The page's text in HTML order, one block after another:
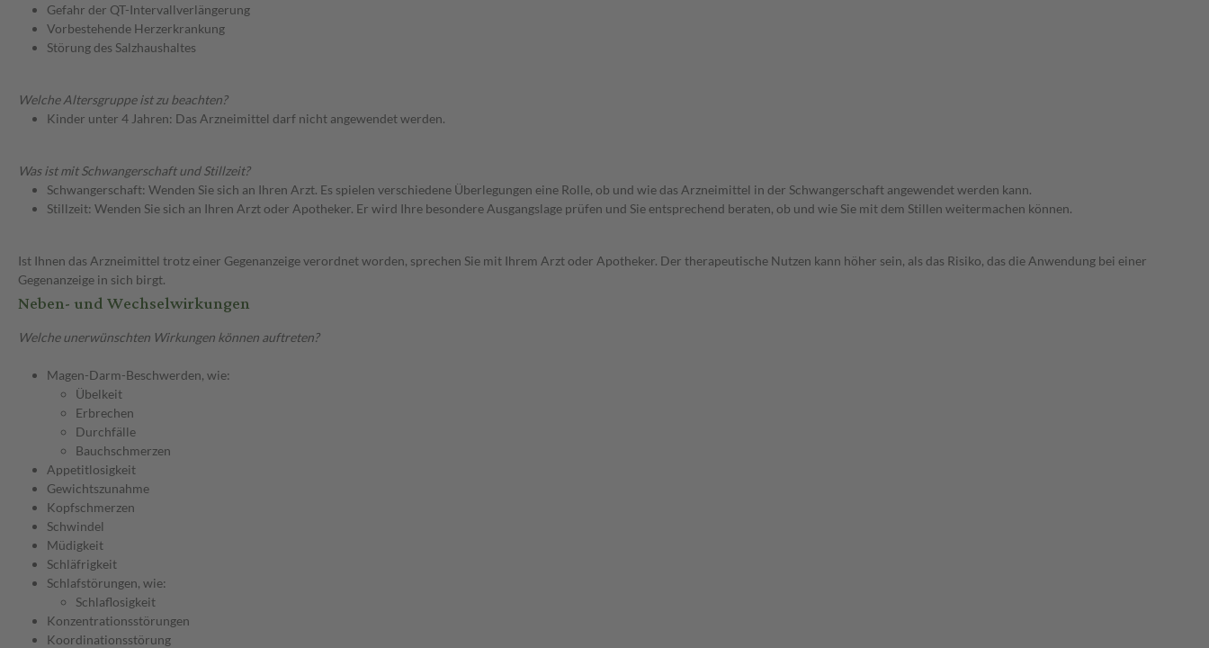
Gefahr der QT-Intervallverlängerung
Vorbestehende Herzerkrankung
Störung des Salzhaushaltes
Welche Altersgruppe ist zu beachten?
Kinder unter 4 Jahren: Das Arzneimittel darf nicht angewendet werden.
Was ist mit Schwangerschaft und Stillzeit?
Schwangerschaft: Wenden Sie sich an Ihren Arzt. Es spielen verschiedene Überlegungen eine Rolle, ob und wie das Arzneimittel in der Schwangerschaft angewendet werden kann.
Stillzeit: Wenden Sie sich an Ihren Arzt oder Apotheker. Er wird Ihre besondere Ausgangslage prüfen und Sie entsprechend beraten, ob und wie Sie mit dem Stillen weitermachen können.
Ist Ihnen das Arzneimittel trotz einer Gegenanzeige verordnet worden, sprechen Sie mit Ihrem Arzt oder Apotheker. Der therapeutische Nutzen kann höher sein, als das Risiko, das die Anwendung bei einer
Gegenanzeige in sich birgt.
Neben- und Wechselwirkungen
Welche unerwünschten Wirkungen können auftreten?
Magen-Darm-Beschwerden, wie:
Übelkeit
Erbrechen
Durchfälle
Bauchschmerzen
Appetitlosigkeit
Gewichtszunahme
Kopfschmerzen
Schwindel
Müdigkeit
Schläfrigkeit
Schlafstörungen, wie:
Schlaflosigkeit
Konzentrationsstörungen
Koordinationsstörung